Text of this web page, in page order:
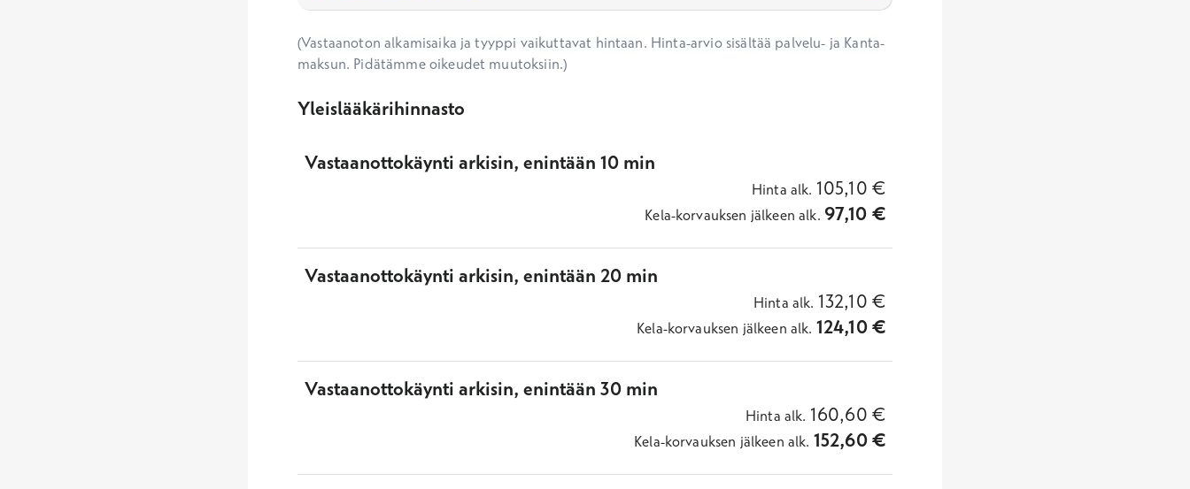
(Vastaanoton alkamisaika ja tyyppi vaikuttavat hintaan. Hinta-arvio sisältää palvelu- ja Kanta-
maksun. Pidätämme oikeudet muutoksiin.)
Yleislääkärihinnasto
Vastaanottokäynti arkisin, enintään 10 min
Hinta alk. 105,10 €
Kela-korvauksen jälkeen alk. 97,10 €
Vastaanottokäynti arkisin, enintään 20 min
Hinta alk. 132,10 €
Kela-korvauksen jälkeen alk. 124,10€
Vastaanottokäynti arkisin, enintään 30 min
Hinta alk. 160,60 €
Kela-korvauksen jälkeen alk. 152,60€